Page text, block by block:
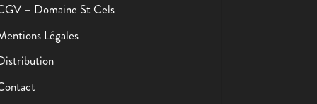
– Domaine St Cels
Légales